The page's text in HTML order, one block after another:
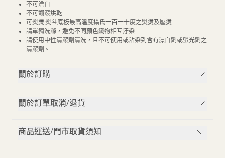
不可漂白
不可翻滾烘乾
可熨燙 熨斗底板最高溫度攝氏一百一十度之熨燙及壓燙
請單獨洗滌，避免不同顏色織物相互汙染
請使用中性清潔劑清洗，且不可使用或沾染到含有漂白劑或螢光劑之
清潔劑。
關於訂購
關於訂單取消/退貨
商品運送/門市取貨須知